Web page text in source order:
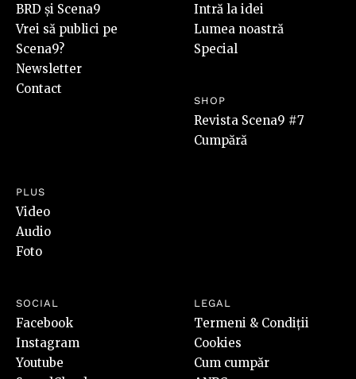
BRD și Scena9
Vrei să publici pe
Scena9?
Newsletter
Contact
Intră la idei
Lumea noastră
Special
SHOP
Revista Scena9 #7
Cumpără
PLUS
Video
Audio
Foto
SOCIAL
Facebook
Instagram
Youtube
LEGAL
Termeni & Condiții
Cookies
Cum cumpăr